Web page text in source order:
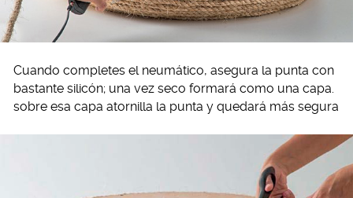
Cuando completes el neumático, asegura la punta con
bastante silicón; una vez seco formará como una capa.
sobre esa capa atornilla la punta y quedará más segura